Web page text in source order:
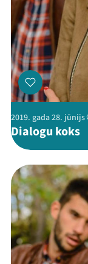
2019. gada 28. jūnijs
Dialogu koks